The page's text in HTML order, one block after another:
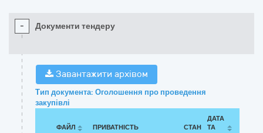
- Документи тендеру
Завантажити архівом
Тип документа: Оголошення про проведення
закупівлі
ФАЙЛ ПРИВАТНІСТЬ СТАН
ДАТА
ТА